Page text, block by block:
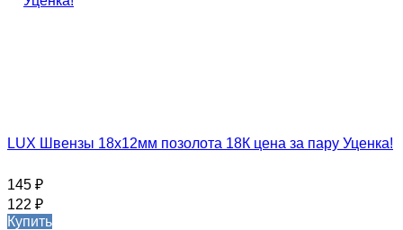
LUX Швензы 18х12мм позолота 18К цена за пару Уценка!
145 ₽
122 ₽
Купить